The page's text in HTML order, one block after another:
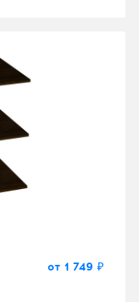
от 1 749 ₽